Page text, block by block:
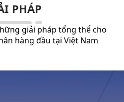
PHÁP
giải pháp tổng thể cho
hàng đầu tại Việt Nam